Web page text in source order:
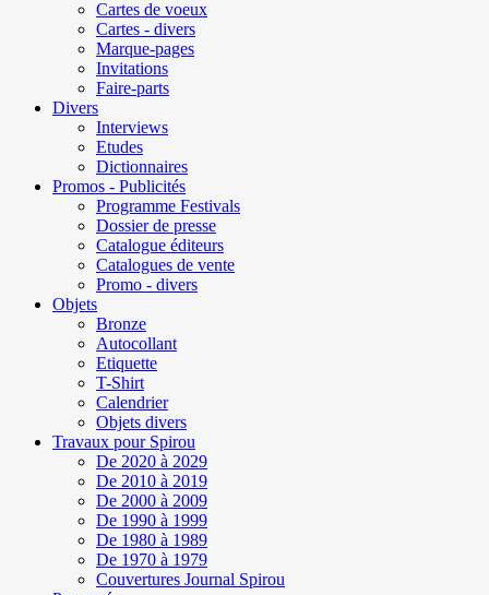
Cartes de voeux
Cartes - divers
Marque-pages
Invitations
Faire-parts
Divers
Interviews
Etudes
Dictionnaires
Promos - Publicités
Programme Festivals
Dossier de presse
Catalogue éditeurs
Catalogues de vente
Promo - divers
Objets
Bronze
Autocollant
Etiquette
T-Shirt
Calendrier
Objets divers
Travaux pour Spirou
De 2020 à 2029
De 2010 à 2019
De 2000 à 2009
De 1990 à 1999
De 1980 à 1989
De 1970 à 1979
Couvertures Journal Spirou